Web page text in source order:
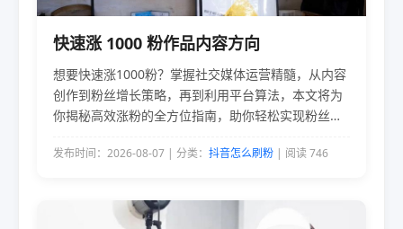
快速涨 1000 粉作品内容方向
想要快速涨1000粉？掌握社交媒体运营精髓，从内容
创作到粉丝增长策略，再到利用平台算法，本文将为
你揭秘高效涨粉的全方位指南，助你轻松实现粉丝量
发布时间：2026-08-07 | 分类： 抖音怎么刷粉 | 阅读 746